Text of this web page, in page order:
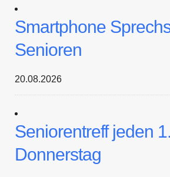
Smartphone
Senioren
20.08.2026
Seniorentreff jeden
Donnerstag